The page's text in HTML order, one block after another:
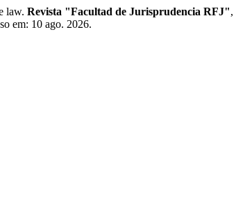
law. Revista "Facultad de Jurisprudencia RFJ",
em: 10 ago. 2026.